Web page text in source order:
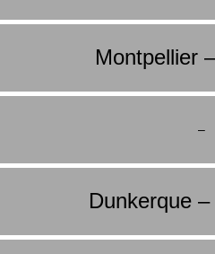
Montpellier
–
Dunkerque